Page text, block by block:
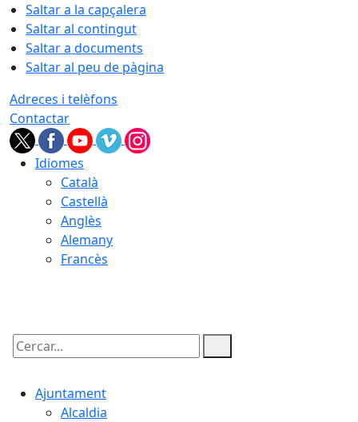
Saltar a la capçalera
Saltar al contingut
Saltar a documents
Saltar al peu de pàgina
Adreces i telèfons
Contactar
Idiomes
Català
Castellà
Anglès
Alemany
Francès
Cercar:
Ajuntament
Alcaldia